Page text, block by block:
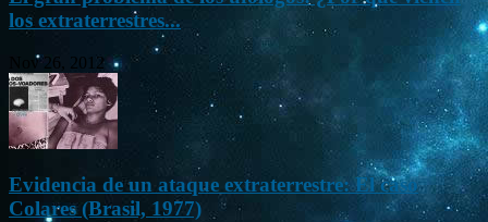
los extraterrestres...
Nov 26, 2012
Evidencia de un ataque extraterrestre: El caso
Colares (Brasil, 1977)